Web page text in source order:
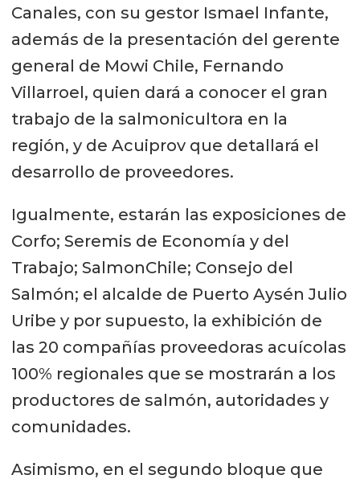
Canales, con su gestor Ismael Infante,
además de la presentación del gerente
general de Mowi Chile, Fernando
Villarroel, quien dará a conocer el gran
trabajo de la salmonicultora en la
región, y de Acuiprov que detallará el
desarrollo de proveedores.
Igualmente, estarán las exposiciones de
Corfo; Seremis de Economía y del
Trabajo; SalmonChile; Consejo del
Salmón; el alcalde de Puerto Aysén Julio
Uribe y por supuesto, la exhibición de
las 20 compañías proveedoras acuícolas
100% regionales que se mostrarán a los
productores de salmón, autoridades y
comunidades.
Asimismo, en el segundo bloque que